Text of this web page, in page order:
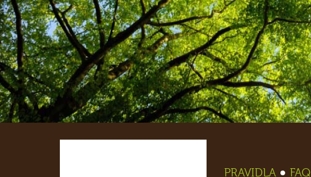
PRAVIDLA FAQ